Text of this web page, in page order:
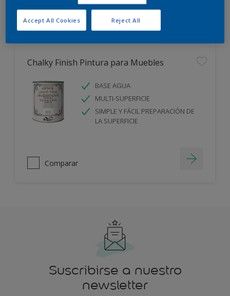
Filter
Chalky Finish Pintura para Muebles
BASE AGUA
MULTI-SUPERFICIE
SIMPLE Y FÁCIL PREPARACIÓN DE
LA SUPERFICIE
Comparar
Suscribirse a nuestro
newsletter
Reject All
Accept All Cookies